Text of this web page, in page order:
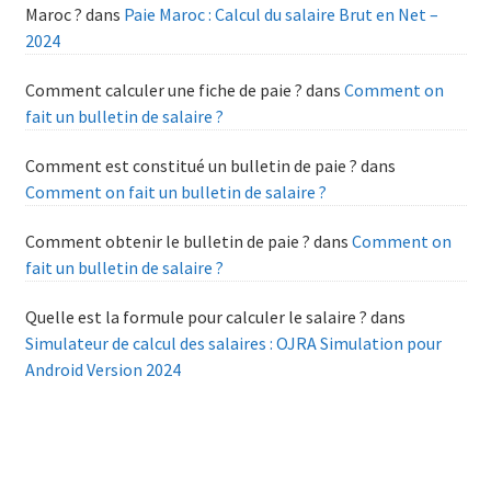
Maroc ? dans Paie Maroc : Calcul du salaire Brut en Net –
2024
Comment calculer une fiche de paie ? dans Comment on
fait un bulletin de salaire ?
Comment est constitué un bulletin de paie ? dans
Comment on fait un bulletin de salaire ?
Comment obtenir le bulletin de paie ? dans Comment on
fait un bulletin de salaire ?
Quelle est la formule pour calculer le salaire ? dans
Simulateur de calcul des salaires : OJRA Simulation pour
Android Version 2024